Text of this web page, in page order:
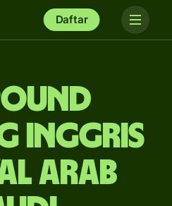
Daftar
Inggris
Arab